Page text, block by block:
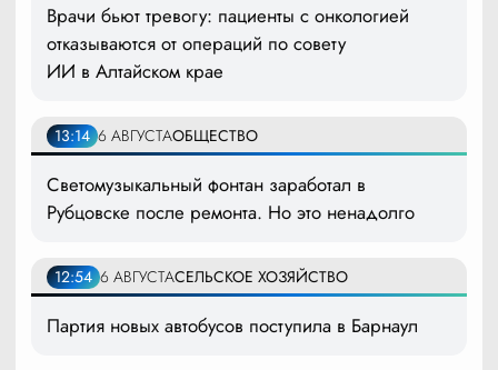
Врачи бьют тревогу: пациенты с онкологией
отказываются от операций по совету
ИИ в Алтайском крае
13:14 6 АВГУСТАОБЩЕСТВО
Светомузыкальный фонтан заработал в
Рубцовске после ремонта. Но это ненадолго
12:54 6 АВГУСТАСЕЛЬСКОЕ ХОЗЯЙСТВО
Партия новых автобусов поступила в Барнаул